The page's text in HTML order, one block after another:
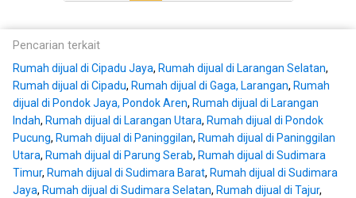
Pencarian terkait
Rumah dijual di Cipadu Jaya, Rumah dijual di Larangan Selatan,
Rumah dijual di Cipadu, Rumah dijual di Gaga, Larangan, Rumah
dijual di Pondok Jaya, Pondok Aren, Rumah dijual di Larangan
Indah, Rumah dijual di Larangan Utara, Rumah dijual di Pondok
Pucung, Rumah dijual di Paninggilan, Rumah dijual di Paninggilan
Utara, Rumah dijual di Parung Serab, Rumah dijual di Sudimara
Timur, Rumah dijual di Sudimara Barat, Rumah dijual di Sudimara
Jaya, Rumah dijual di Sudimara Selatan, Rumah dijual di Tajur,